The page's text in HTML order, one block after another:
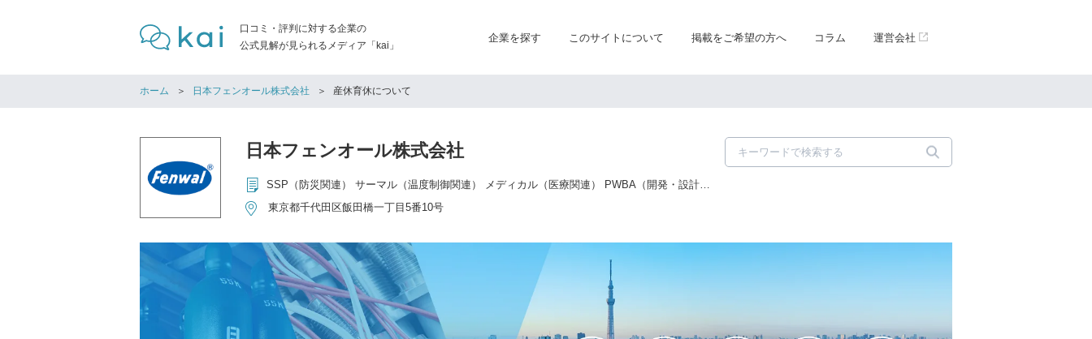
口コミ・評判に対する企業の
公式見解が見られるメディア「kai」
企業を探す このサイトについて 掲載をご希望の方へ コラム 運営会社
ホーム 日本フェンオール株式会社 産休育休について
日本フェンオール株式会社
SSP（防災関連） サーマル（温度制御関連） メディカル（医療関連） PWBA（開発・設計・生産受託関連）
東京都千代田区飯田橋一丁目5番10号